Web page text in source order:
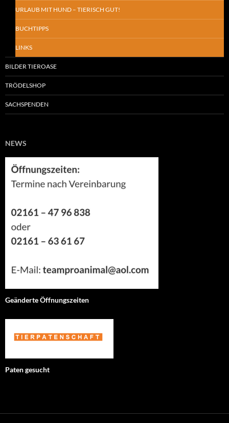
URLAUB MIT HUND – TIERISCH GUT!
BUCHTIPPS
LINKS
BILDER TIEROASE
TRÖDELSHOP
SACHSPENDEN
NEWS
Geänderte Öffnungszeiten
Paten gesucht